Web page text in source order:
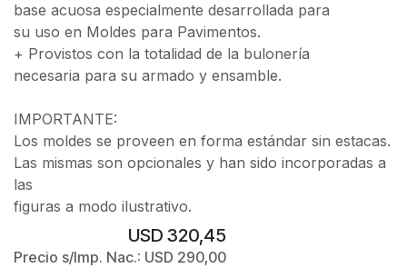
base acuosa especialmente desarrollada para
su uso en Moldes para Pavimentos.
+ Provistos con la totalidad de la bulonería
necesaria para su armado y ensamble.
IMPORTANTE:
Los moldes se proveen en forma estándar sin estacas.
Las mismas son opcionales y han sido incorporadas a
las
figuras a modo ilustrativo.
USD 320,45
Precio s/Imp. Nac.: USD 290,00